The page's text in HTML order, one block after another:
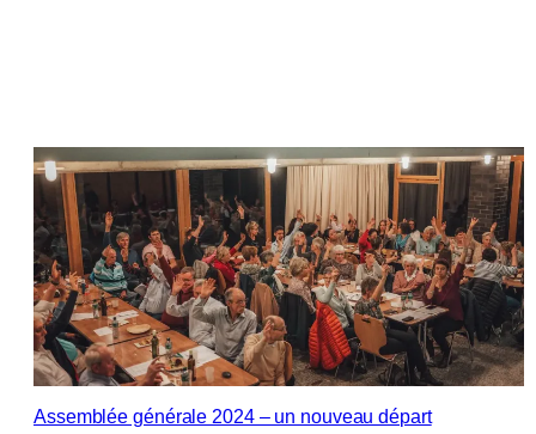
Assemblée générale 2024 – un nouveau départ